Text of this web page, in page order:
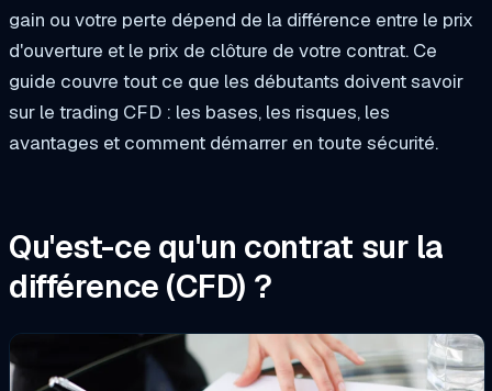
gain ou votre perte dépend de la différence entre le prix
d'ouverture et le prix de clôture de votre contrat. Ce
guide couvre tout ce que les débutants doivent savoir
sur le trading CFD : les bases, les risques, les
avantages et comment démarrer en toute sécurité.
Qu'est-ce qu'un contrat sur la
différence (CFD) ?